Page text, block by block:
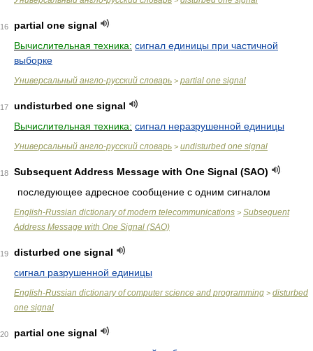
16
partial one signal
Вычислительная техника: сигнал единицы при частичной
выборке
Универсальный англо-русский словарь > partial one signal
17
undisturbed one signal
Вычислительная техника: сигнал неразрушенной единицы
Универсальный англо-русский словарь > undisturbed one signal
18
Subsequent Address Message with One Signal (SAO)
последующее адресное сообщение с одним сигналом
English-Russian dictionary of modern telecommunications > Subsequent
Address Message with One Signal (SAO)
19
disturbed one signal
сигнал разрушенной единицы
English-Russian dictionary of computer science and programming > disturbed
one signal
20
partial one signal